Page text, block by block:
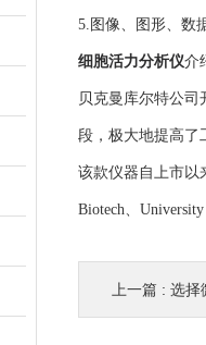
5.图像、图形、数
细胞活力分析仪介
贝克曼库尔特公
段，极大地提高了
该款仪器自上市以
Biotech、
上一篇 : 选择